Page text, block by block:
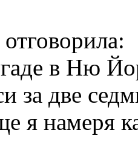
в Ню
за две
я намеря